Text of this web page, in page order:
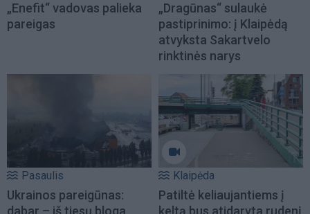
„Enefit“ vadovas palieka
pareigas
„Dragūnas“ sulaukė
pastiprinimo: į Klaipėdą
atvyksta Sakartvelo
rinktinės narys
Pasaulis
Ukrainos pareigūnas:
dabar – iš tiesų bloga
Klaipėda
Patiltė keliaujantiems į
keltą bus atidaryta rudenį